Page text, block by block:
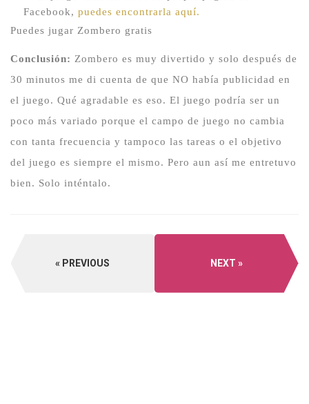
Facebook, puedes encontrarla aquí.
Puedes jugar Zombero gratis
Conclusión: Zombero es muy divertido y solo después de
30 minutos me di cuenta de que NO había publicidad en
el juego. Qué agradable es eso. El juego podría ser un
poco más variado porque el campo de juego no cambia
con tanta frecuencia y tampoco las tareas o el objetivo
del juego es siempre el mismo. Pero aun así me entretuvo
bien. Solo inténtalo.
PREVIOUS NEXT